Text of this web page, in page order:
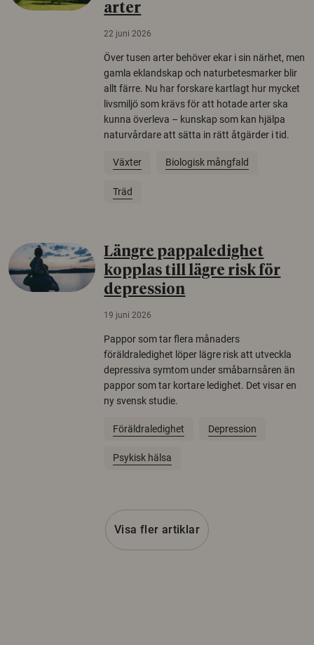
arter
22 juni 2026
Över tusen arter behöver ekar i sin närhet, men
gamla eklandskap och naturbetesmarker blir
allt färre. Nu har forskare kartlagt hur mycket
livsmiljö som krävs för att hotade arter ska
kunna överleva – kunskap som kan hjälpa
naturvårdare att sätta in rätt åtgärder i tid.
Växter Biologisk mångfald
Träd
Längre pappaledighet
kopplas till lägre risk för
depression
19 juni 2026
Pappor som tar flera månaders
föräldraledighet löper lägre risk att utveckla
depressiva symtom under småbarnsåren än
pappor som tar kortare ledighet. Det visar en
ny svensk studie.
Föräldraledighet Depression
Psykisk hälsa
Visa fler artiklar